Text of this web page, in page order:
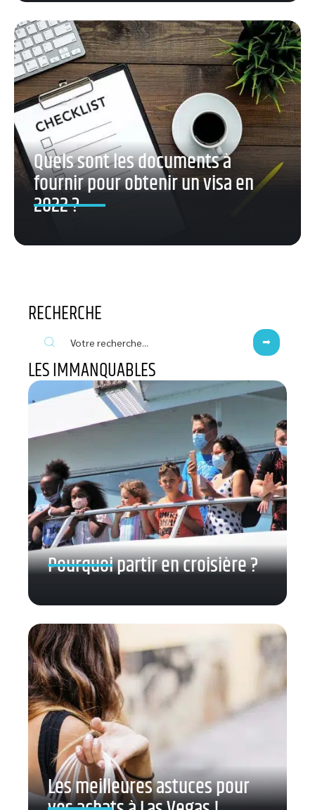
Quels sont les documents à
fournir pour obtenir un visa en
2022 ?
RECHERCHE
LES IMMANQUABLES
Pourquoi partir en croisière ?
Les meilleures astuces pour